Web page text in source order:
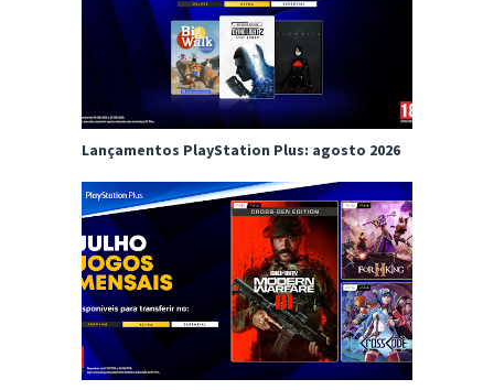
Lançamentos PlayStation Plus: agosto 2026